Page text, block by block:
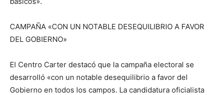
CAMPAÑA «CON UN NOTABLE DESEQUILIBRIO A FAVOR
DEL GOBIERNO»
El Centro Carter destacó que la campaña electoral se
desarrolló «con un notable desequilibrio a favor del
Gobierno en todos los campos. La candidatura oficialista